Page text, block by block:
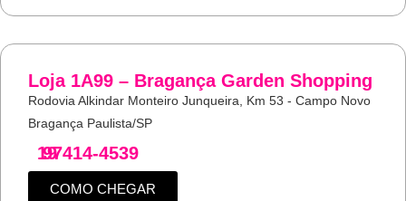
Loja 1A99 – Bragança Garden Shopping
Rodovia Alkindar Monteiro Junqueira, Km 53 - Campo Novo
Bragança Paulista/SP
19
97414-4539
COMO CHEGAR